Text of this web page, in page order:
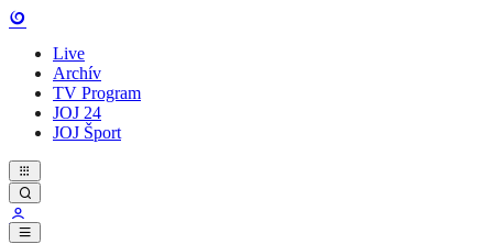
Live
Archív
TV Program
JOJ 24
JOJ Šport